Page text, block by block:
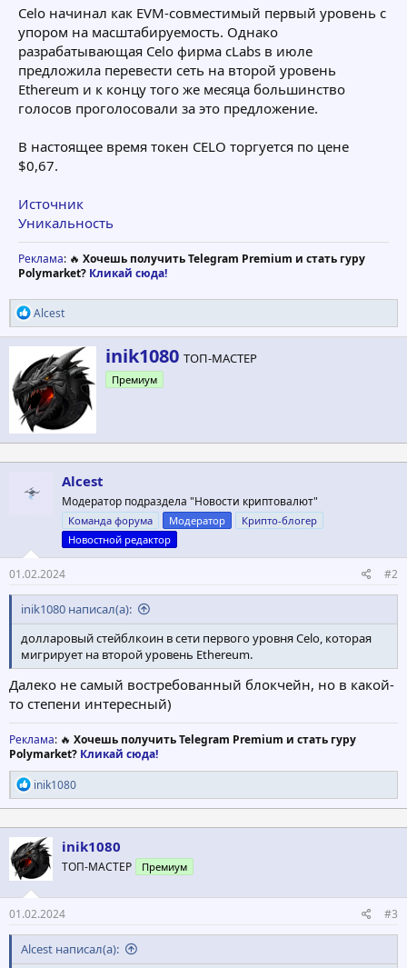
Celo начинал как EVM-совместимый первый уровень с
упором на масштабируемость. Однако
разрабатывающая Celo фирма cLabs в июле
предложила перевести сеть на второй уровень
Ethereum и к концу того же месяца большинство
голосов проголосовали за это предложение.
В настоящее время токен CELO торгуется по цене
$0,67.
Источник
Уникальность
Реклама: 🔥 Хочешь получить Telegram Premium и стать гуру
Polymarket? Кликай сюда!
Р
е
а
ц
и
и
:
Alcest
А
в
т
inik1080 ТОП-МАСТЕР
Премиум
Alcest
Модератор подраздела "Новости криптовалют"
Команда форума Модератор
Крипто-блогер
Новостной редактор
01.02.2024 #2
inik1080 написал(а):
долларовый стейблкоин в сети первого уровня Celo, которая
мигрирует на второй уровень Ethereum.
Далеко не самый востребованный блокчейн, но в какой-
то степени интересный)
Реклама: 🔥 Хочешь получить Telegram Premium и стать гуру
Polymarket? Кликай сюда!
Р
е
а
к
ц
и
и
:
inik1080
inik1080
ТОП-МАСТЕР Премиум
01.02.2024 #3
Alcest написал(а):